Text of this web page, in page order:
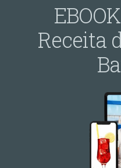
Receita